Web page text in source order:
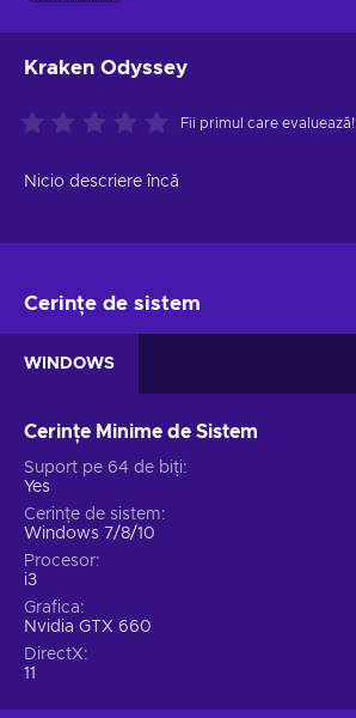
Kraken Odyssey
Fii primul care evaluează!
Nicio descriere încă
Cerințe de sistem
WINDOWS
Cerințe Minime de Sistem
Suport pe 64 de biți
Yes
Cerințe de sistem
Windows 7/8/10
Procesor
i3
Grafica
Nvidia GTX 660
DirectX
11